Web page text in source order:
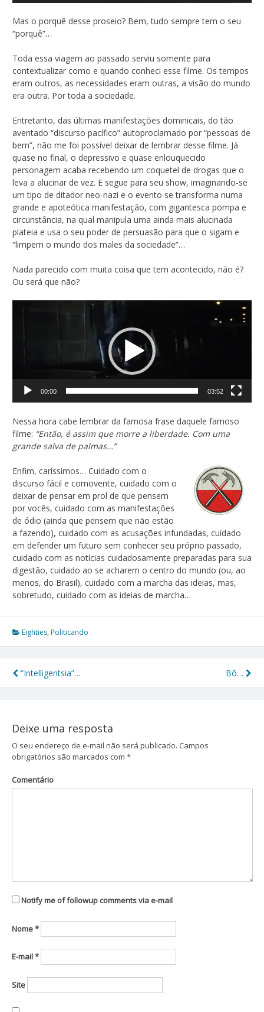
Mas o porquê desse proseio? Bem, tudo sempre tem o seu
“porquê”…
Toda essa viagem ao passado serviu somente para
contextualizar como e quando conheci esse filme. Os tempos
eram outros, as necessidades eram outras, a visão do mundo
era outra. Por toda a sociedade.
Entretanto, das últimas manifestações dominicais, do tão
aventado “discurso pacífico” autoproclamado por “pessoas de
bem”, não me foi possível deixar de lembrar desse filme. Já
quase no final, o depressivo e quase enlouquecido
personagem acaba recebendo um coquetel de drogas que o
leva a alucinar de vez. E segue para seu show, imaginando-se
um tipo de ditador neo-nazi e o evento se transforma numa
grande e apoteótica manifestação, com gigantesca pompa e
circunstância, na qual manipula uma ainda mais alucinada
plateia e usa o seu poder de persuasão para que o sigam e
“limpem o mundo dos males da sociedade”…
Nada parecido com muita coisa que tem acontecido, não é?
Ou será que não?
vídeo
00:00 03:52
Nessa hora cabe lembrar da famosa frase daquele famoso
filme: “Então, é assim que morre a liberdade. Com uma
grande salva de palmas…”
Enfim, caríssimos… Cuidado com o
discurso fácil e comovente, cuidado com o
deixar de pensar em prol de que pensem
por vocês, cuidado com as manifestações
de ódio (ainda que pensem que não estão
a fazendo), cuidado com as acusações infundadas, cuidado
em defender um futuro sem conhecer seu próprio passado,
cuidado com as notícias cuidadosamente preparadas para sua
digestão, cuidado ao se acharem o centro do mundo (ou, ao
menos, do Brasil), cuidado com a marcha das ideias, mas,
sobretudo, cuidado com as ideias de marcha…
Eighties, Politicando
Navegação
Post
“Intelligentsia”… Bô…
Deixe uma resposta
O seu endereço de e-mail não será publicado. Campos
obrigatórios são marcados com *
Comentário
Notify me of followup comments via e-mail
Nome*
E-mail*
Site